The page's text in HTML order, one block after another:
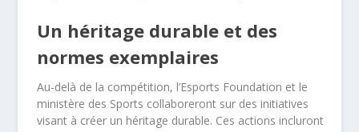
Un héritage durable et des
normes exemplaires
Au-delà de la compétition, l’Esports Foundation et le
ministère des Sports collaboreront sur des initiatives
visant à créer un héritage durable. Ces actions incluront